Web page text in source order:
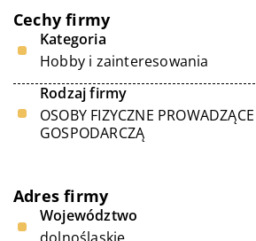
Cechy firmy
Kategoria
Hobby i zainteresowania
Rodzaj firmy
OSOBY FIZYCZNE
GOSPODARCZĄ
Adres firmy
Województwo